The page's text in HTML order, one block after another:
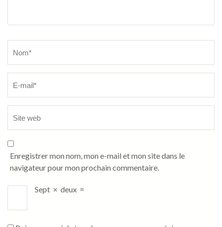
Enregistrer mon nom, mon e-mail et mon site dans le
navigateur pour mon prochain commentaire.
Sept × deux =